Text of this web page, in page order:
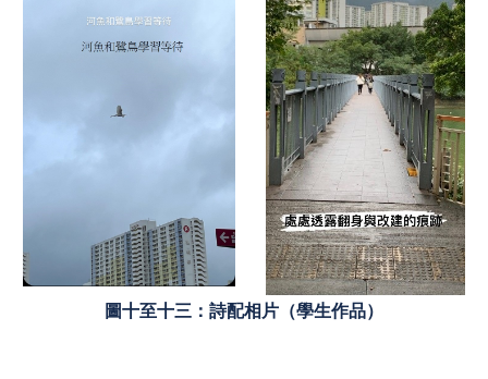
圖十至十三：詩配相片（學生作品）